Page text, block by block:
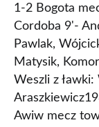
1-2 Bogota
Cordoba 9'-
Pawlak,
Matysik,
Weszli z
Awiw mecz